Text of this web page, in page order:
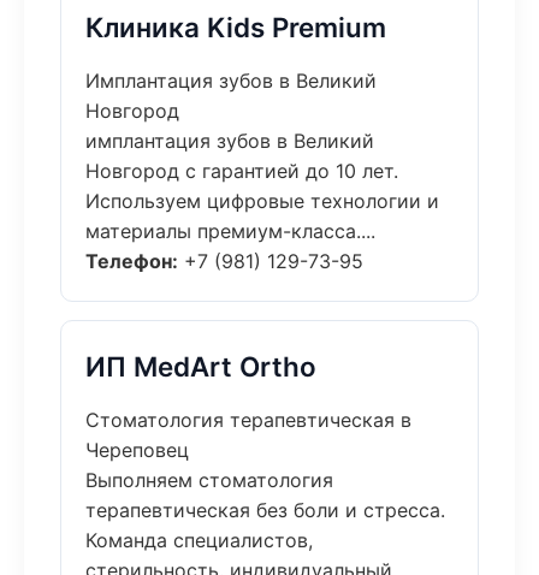
Клиника Kids Premium
Имплантация зубов в Великий
Новгород
имплантация зубов в Великий
Новгород с гарантией до 10 лет.
Используем цифровые технологии и
материалы премиум-класса....
Телефон: +7 (981) 129-73-95
ИП MedArt Ortho
Стоматология терапевтическая в
Череповец
Выполняем стоматология
терапевтическая без боли и стресса.
Команда специалистов,
стерильность, индивидуальный